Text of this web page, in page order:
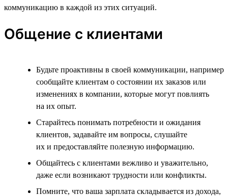
коммуникацию в каждой из этих ситуаций.
Общение с клиентами
Будьте проактивны в своей коммуникации, например
сообщайте клиентам о состоянии их заказов или
изменениях в компании, которые могут повлиять
на их опыт.
Старайтесь понимать потребности и ожидания
клиентов, задавайте им вопросы, слушайте
их и предоставляйте полезную информацию.
Общайтесь с клиентами вежливо и уважительно,
даже если возникают трудности или конфликты.
Помните, что ваша зарплата складывается из дохода,